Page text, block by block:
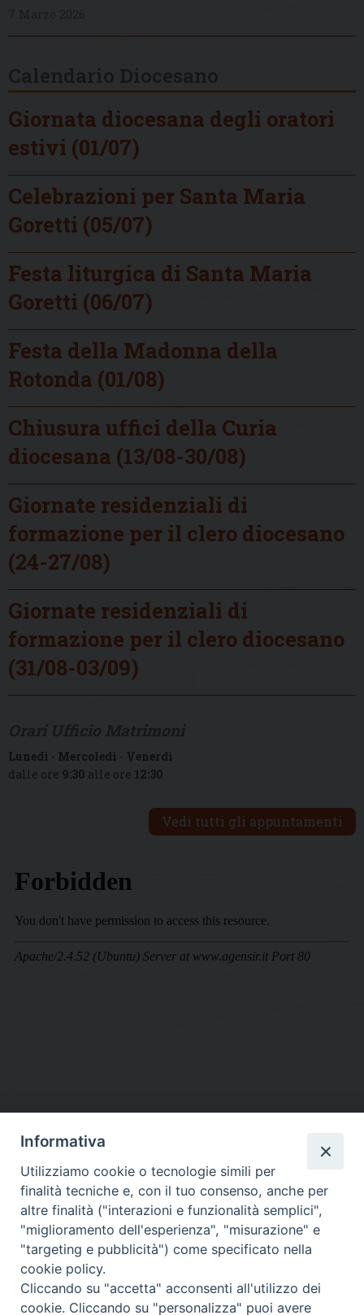
Giornata diocesana degli oratori
estivi (01/07)
Celebrazioni per Santa Maria
Goretti (05/07)
Festa liturgica di Santa Maria
Goretti (06/07)
Festa della Madonna della
Rotonda (01/08)
Chiusura uffici della Curia
diocesana (13/08-30/08)
Giornate residenziali di
formazione per il clero diocesano
(24-27/08)
Giornate residenziali di
formazione per il clero diocesano
(31/08-03/09)
Lunedì - Mercoledì - Venerdì
dalle ore 9:30 alle ore 12:30
Vedi tutti gli appuntamenti
DIOCESI SUBURBICARIA DI ALBANO
Contatti:Tel.: 06.93268401 - Fax.: 06.9323844
E-mail:curia@diocesidialbano.it
Orari: dal Lunedì al Venerdì Ore: 9:00 - 13:00
Lunedì, Mercoledì e Venerdì, Ore 9:30 - 12:30
Informativa
Utilizziamo cookie o tecnologie simili per
finalità tecniche e, con il tuo consenso, anche per
altre finalità ("interazioni e funzionalità semplici",
"miglioramento dell'esperienza", "misurazione" e
"targeting e pubblicità") come specificato nella
cookie policy.
Cliccando su "accetta" acconsenti all'utilizzo dei
cookie. Cliccando su "personalizza" puoi avere